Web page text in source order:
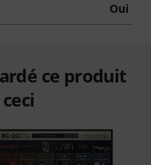
Oui
ce produit